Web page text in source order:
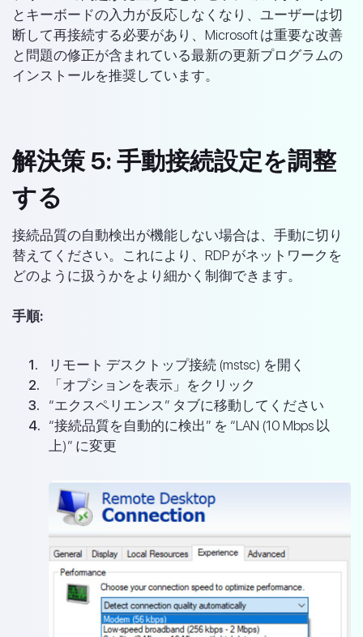
とキーボードの入力が反応しなくなり、ユーザーは切
断して再接続する必要があり、Microsoft は重要な改善
と問題の修正が含まれている最新の更新プログラムの
インストールを推奨しています。
解決策 5: 手動接続設定を調整
する
接続品質の自動検出が機能しない場合は、手動に切り
替えてください。これにより、RDP がネットワークを
どのように扱うかをより細かく制御できます。
手順:
リモート デスクトップ接続 (mstsc) を開く
「オプションを表示」をクリック
“エクスペリエンス” タブに移動してください
“接続品質を自動的に検出” を “LAN (10 Mbps 以
上)” に変更